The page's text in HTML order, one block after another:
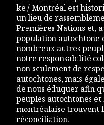
ke / Montréal est
un lieu de
Premières Nations et,
population autochtone
nombreux autres
notre responsabilité
non seulement de
autochtones, mais
de nous éduquer afin
peuples autochtones
montréalaise trouvent
réconciliation.